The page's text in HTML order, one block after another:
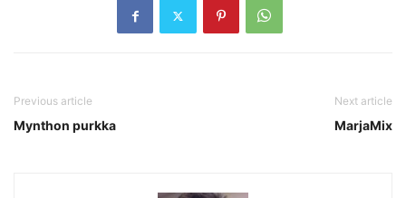
Previous article
Mynthon purkka
Next article
MarjaMix